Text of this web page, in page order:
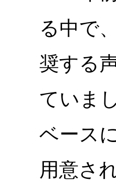
る中で
奨する
ていま
ベース
用意さ